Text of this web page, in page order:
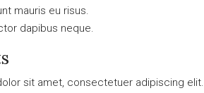
mauris eu risus.
dapibus neque.
sit amet, consectetuer adipiscing elit.